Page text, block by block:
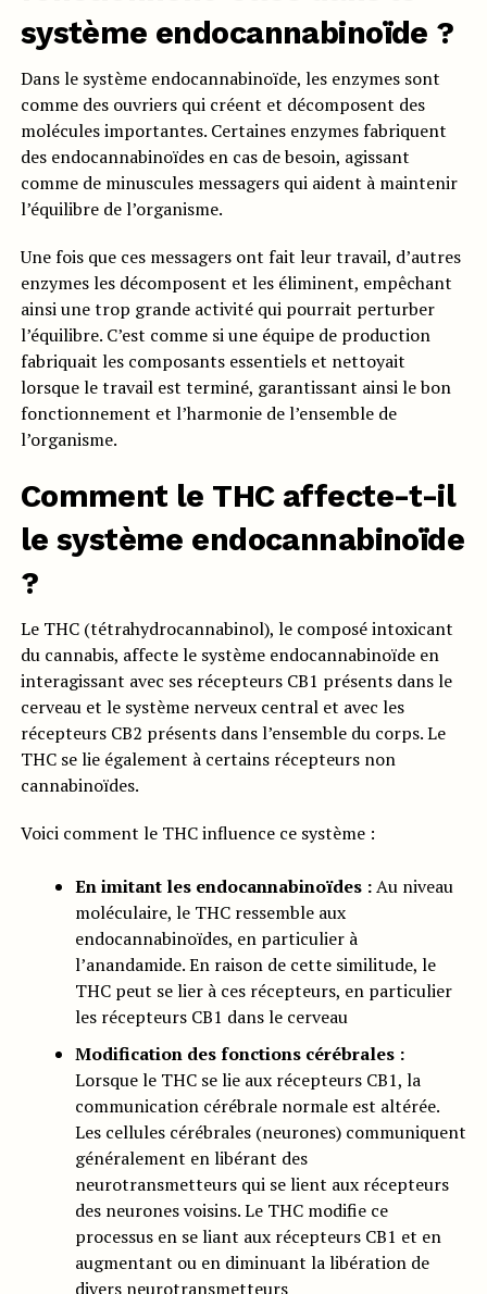
système endocannabinoïde ?
Dans le système endocannabinoïde, les enzymes sont
comme des ouvriers qui créent et décomposent des
molécules importantes. Certaines enzymes fabriquent
des endocannabinoïdes en cas de besoin, agissant
comme de minuscules messagers qui aident à maintenir
l’équilibre de l’organisme.
Une fois que ces messagers ont fait leur travail, d’autres
enzymes les décomposent et les éliminent, empêchant
ainsi une trop grande activité qui pourrait perturber
l’équilibre. C’est comme si une équipe de production
fabriquait les composants essentiels et nettoyait
lorsque le travail est terminé, garantissant ainsi le bon
fonctionnement et l’harmonie de l’ensemble de
l’organisme.
Comment le THC affecte-t-il
le système endocannabinoïde
?
Le THC (tétrahydrocannabinol), le composé intoxicant
du cannabis, affecte le système endocannabinoïde en
interagissant avec ses récepteurs CB1 présents dans le
cerveau et le système nerveux central et avec les
récepteurs CB2 présents dans l’ensemble du corps. Le
THC se lie également à certains récepteurs non
cannabinoïdes.
Voici comment le THC influence ce système :
En imitant les endocannabinoïdes :Au niveau
moléculaire, le THC ressemble aux
endocannabinoïdes, en particulier à
l’anandamide. En raison de cette similitude, le
THC peut se lier à ces récepteurs, en particulier
les récepteurs CB1 dans le cerveau
Modification des fonctions cérébrales :
Lorsque le THC se lie aux récepteurs CB1, la
communication cérébrale normale est altérée.
Les cellules cérébrales (neurones) communiquent
généralement en libérant des
neurotransmetteurs qui se lient aux récepteurs
des neurones voisins. Le THC modifie ce
processus en se liant aux récepteurs CB1 et en
augmentant ou en diminuant la libération de
divers neurotransmetteurs